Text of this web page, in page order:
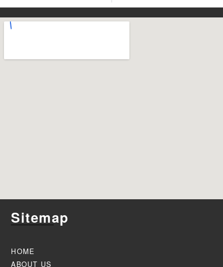
Sitemap
HOME
ABOUT US